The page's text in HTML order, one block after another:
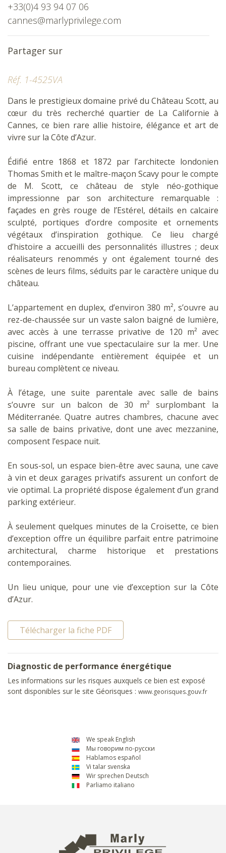
Réf. 1-4525VA
Dans le prestigieux domaine privé du Château Scott, au
cœur du très recherché quartier de La Californie à
Cannes, ce bien rare allie histoire, élégance et art de
vivre sur la Côte d’Azur.
Édifié entre 1868 et 1872 par l’architecte londonien
Thomas Smith et le maître-maçon Scavy pour le compte
de M. Scott, ce château de style néo-gothique
impressionne par son architecture remarquable :
façades en grès rouge de l’Estérel, détails en calcaire
sculpté, portiques d’ordre composite et ornements
végétaux d’inspiration gothique. Ce lieu chargé
d’histoire a accueilli des personnalités illustres ; deux
réalisateurs renommés y ont également tourné des
scènes de leurs films, séduits par le caractère unique du
château.
L’appartement en duplex, d’environ 380 m², s’ouvre au
rez-de-chaussée sur un vaste salon baigné de lumière,
avec accès à une terrasse privative de 120 m² avec
piscine, offrant une vue spectaculaire sur la mer. Une
cuisine indépendante entièrement équipée et un
bureau complètent ce niveau.
À l’étage, une suite parentale avec salle de bains
s’ouvre sur un balcon de 30 m² surplombant la
Méditerranée. Quatre autres chambres, chacune avec
sa salle de bains privative, dont une avec mezzanine,
composent l’espace nuit.
En sous-sol, un espace bien-être avec sauna, une cave
à vin et deux garages privatifs assurent un confort de
vie optimal. La propriété dispose également d’un grand
parking extérieur.
À seulement quelques minutes de la Croisette, ce bien
d’exception offre un équilibre parfait entre patrimoine
architectural, charme historique et prestations
contemporaines.
Un lieu unique, pour une vie d’exception sur la Côte
d’Azur.
Télécharger la fiche PDF
Diagnostic de performance énergétique
Les informations sur les risques auxquels ce bien est exposé
sont disponibles sur le site Géorisques : www.georisques.gouv.fr
+33(0)4 93 94 07 06
cannes@marlyprivilege.com
Partager sur
We speak English
Мы говорим по-русски
Hablamos español
Vi talar svenska
Wir sprechen Deutsch
Parliamo italiano